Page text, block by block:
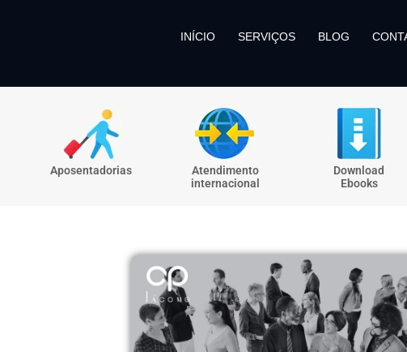
INÍCIO SERVIÇOS BLOG
Aposentadorias
Atendimento
internacional
Download
Ebooks